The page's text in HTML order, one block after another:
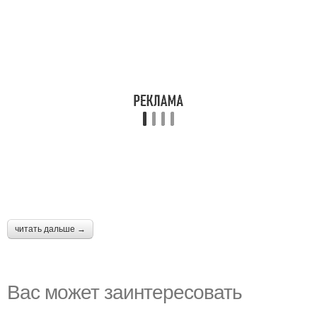
читать дальше →
Вас может заинтересовать